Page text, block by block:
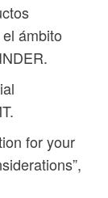
ámbito
for your